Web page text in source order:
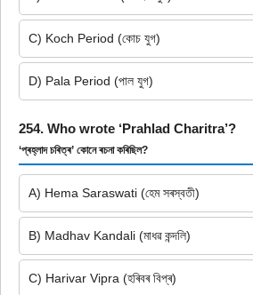
C) Koch Period (কোচ যুগ)
D) Pala Period (পাল যুগ)
254. Who wrote ‘Prahlad Charitra’?
‘প্ৰহ্লাদ চৰিত্ৰ’ কোনে ৰচনা কৰিছিল?
A) Hema Saraswati (হেম সৰস্বতী)
B) Madhav Kandali (মাধৱ কন্দলি)
C) Harivar Vipra (হৰিবৰ বিপ্ৰ)